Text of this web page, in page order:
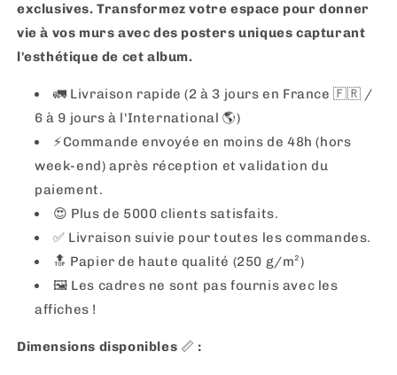
exclusives. Transformez votre espace pour donner
vie à vos murs avec des posters uniques capturant
l'esthétique de cet album.
🚛 Livraison rapide (2 à 3 jours en France 🇫🇷 /
6 à 9 jours à l'International 🌎)
⚡️Commande envoyée en moins de 48h (hors
week-end) après réception et validation du
paiement.
😍 Plus de 5000 clients satisfaits.
✅ Livraison suivie pour toutes les commandes.
🔝 Papier de haute qualité (250 g/m²)
🖼 Les cadres ne sont pas fournis avec les
affiches !
Dimensions disponibles 📏 :